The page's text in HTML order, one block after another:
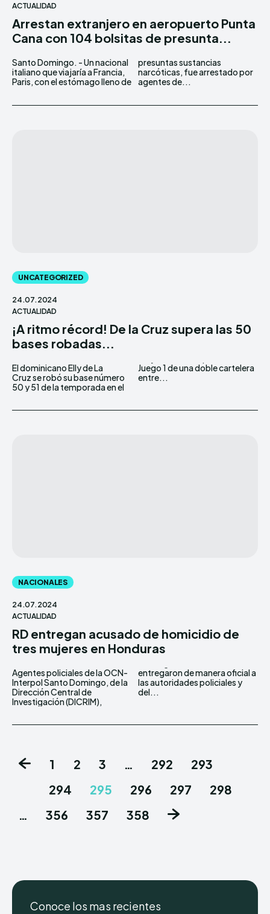
ACTUALIDAD
Arrestan extranjero en aeropuerto Punta
Cana con 104 bolsitas de presunta...
Santo Domingo. - Un nacional
italiano que viajaría a Francia,
Paris, con el estómago lleno de
presuntas sustancias
narcóticas, fue arrestado por
agentes de...
UNCATEGORIZED
24.07.2024
ACTUALIDAD
¡A ritmo récord! De la Cruz supera las 50
bases robadas...
El dominicano Elly de La
Cruz se robó su base número
50 y 51 de la temporada en el
Juego 1 de una doble cartelera
entre...
NACIONALES
24.07.2024
ACTUALIDAD
RD entregan acusado de homicidio de
tres mujeres en Honduras
Agentes policiales de la OCN-
Interpol Santo Domingo, de la
Dirección Central de
Investigación (DICRIM),
entregaron de manera oficial a
las autoridades policiales y
del...
1 2 3 … 292
293
294
295 296 297
298
…
356 357 358
Conoce los mas recientes